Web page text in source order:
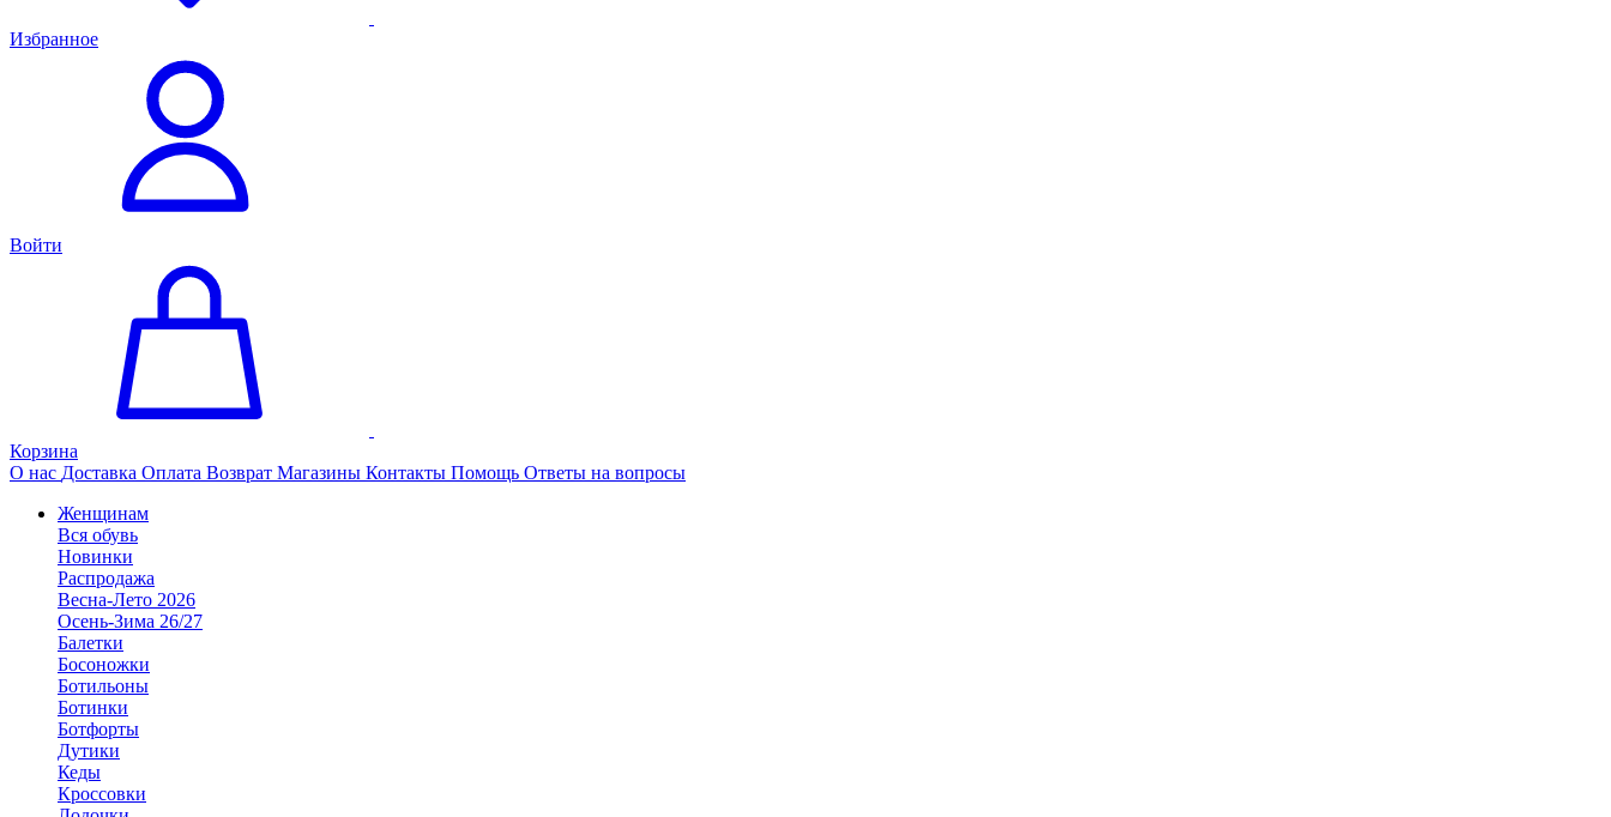
Избранное
Войти
Корзина
О нас Доставка Оплата Возврат Магазины Контакты Помощь Ответы на вопросы
Женщинам
Вся обувь
Новинки
Распродажа
Весна-Лето 2026
Осень-Зима 26/27
Балетки
Босоножки
Ботильоны
Ботинки
Ботфорты
Дутики
Кеды
Кроссовки